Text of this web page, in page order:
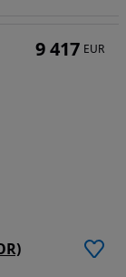
9 417 EUR